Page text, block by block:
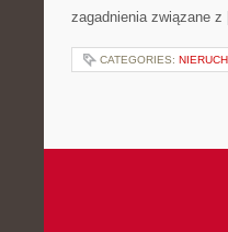
zagadnienia związane
CATEGORIES: